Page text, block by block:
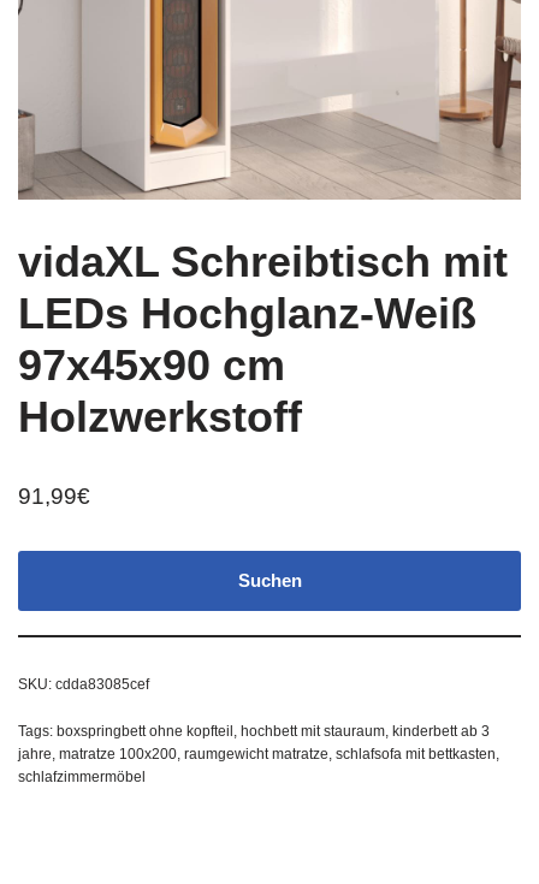
vidaXL Schreibtisch mit
LEDs Hochglanz-Weiß
97x45x90 cm
Holzwerkstoff
91,99€
Suchen
SKU: cdda83085cef
Tags: boxspringbett ohne kopfteil , hochbett mit stauraum, kinderbett ab 3
jahre, matratze 100x200, raumgewicht matratze, schlafsofa mit bettkasten,
schlafzimmermöbel